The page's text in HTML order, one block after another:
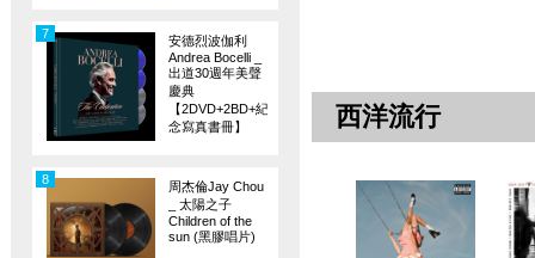
安德烈波伽利
Andrea Bocelli _
出道30週年美聲
慶典
【2DVD+2BD+紀
念寫真書冊】
7
周杰倫Jay Chou
_ 太陽之子
Children of the
sun (黑膠唱片)
8
西洋流行